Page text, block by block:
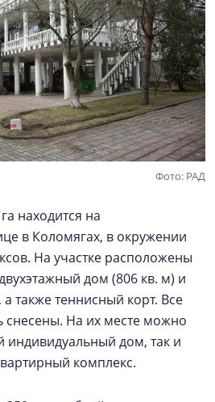
Фото: РАД
находится на
в Коломягах, в окружении
На участке расположены
дом (806 кв. м) и
также теннисный корт. Все
снесены. На их месте можно
индивидуальный дом, так и
комплекс.